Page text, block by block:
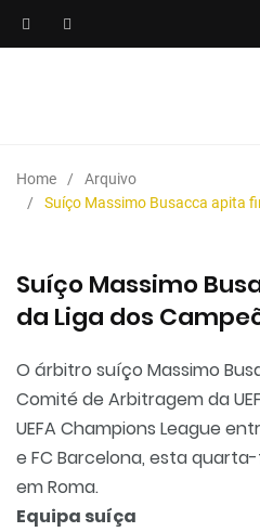
Home
Arquivo
Suíço Massimo Busacca apita
Suíço Massimo
da Liga dos
O árbitro suíço Massimo
Comité de Arbitragem da
UEFA Champions League
e FC Barcelona, esta
em Roma.
Equipa suíça